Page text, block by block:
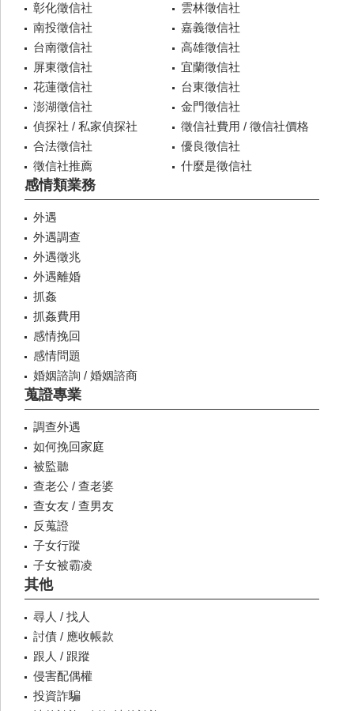
彰化徵信社
雲林徵信社
南投徵信社
嘉義徵信社
台南徵信社
高雄徵信社
屏東徵信社
宜蘭徵信社
花蓮徵信社
台東徵信社
澎湖徵信社
金門徵信社
偵探社 / 私家偵探社
徵信社費用 / 徵信社價格
合法徵信社
優良徵信社
徵信社推薦
什麼是徵信社
感情類業務
外遇
外遇調查
外遇徵兆
外遇離婚
抓姦
抓姦費用
感情挽回
感情問題
婚姻諮詢 / 婚姻諮商
蒐證專業
調查外遇
如何挽回家庭
被監聽
查老公 / 查老婆
查女友 / 查男友
反蒐證
子女行蹤
子女被霸凌
其他
尋人 / 找人
討債 / 應收帳款
跟人 / 跟蹤
侵害配偶權
投資詐騙